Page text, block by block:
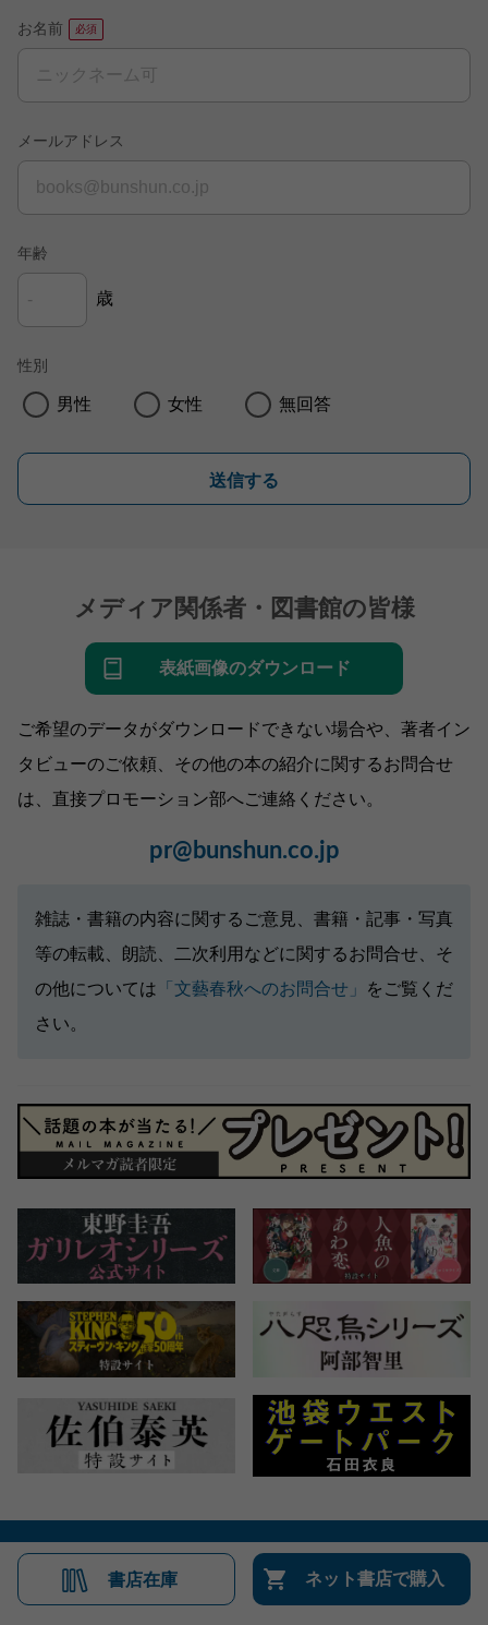
お名前
メールアドレス
年齢
歳
性別
男性 女性 無回答
送信する
メディア関係者・図書館の皆様
表紙画像のダウンロード
ご希望のデータがダウンロードできない場合や、著者イン
タビューのご依頼、その他の本の紹介に関するお問合せ
は、直接プロモーション部へご連絡ください。
pr@bunshun.co.jp
雑誌・書籍の内容に関するご意見、書籍・記事・写真
等の転載、朗読、二次利用などに関するお問合せ、そ
の他については 「文藝春秋へのお問合せ」
をご覧くだ
さい。
書店在庫 ネット書店で購入
会社概要 自費出版のご案内 お問合せ
株式会社文藝春秋 Number Web
CREA WEB
Copyright © Bungeishunju Ltd.